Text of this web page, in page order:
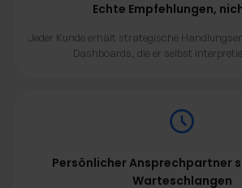
Echte Empfehlungen,
Jeder Kunde erhält strategische
Dashboards, die er selbst
Persönlicher Ansprechpartner
Warteschlangen